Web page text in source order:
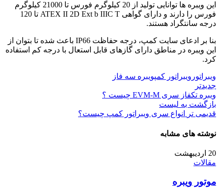
این ویبره ها توانایی تولید از 20 کیلوگرم فورس تا 21000 کیلوگرم
فورس را دارند و دارای گواهی ATEX II 2D Ext b IIIC T تا 120
درجه سانتگراد هستند.
بنا بر ادعای سایت کمپ، درجه حفاظت IP66 باعث شده تا بتوان از
این ویبره در مناطق دارای گازهای قابل استعال با درجه کم استفاده
کرد.
ویبراتور ویبراتور کمپویبره سه فاز
جدیدتر
ویبره تکفاز سری EVM-M چیست ؟
بازگشت به لیست
قدیمی تر
انواع سری ویبراتور کمپ چیست؟
نوشته های مشابه
20 اردیبهشت
مقالات
موتور ویبره